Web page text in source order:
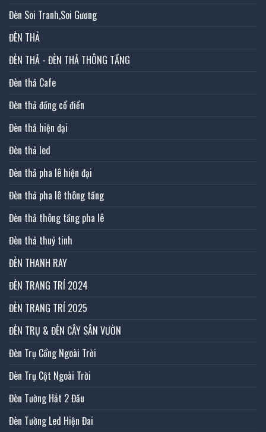
Đèn Soi Tranh,Soi Gương
ĐÈN THẢ
ĐÈN THẢ - ĐÈN THẢ THÔNG TẦNG
Đèn thả Cafe
Đèn thả đồng cổ điển
Đèn thả hiện đại
Đèn thả led
Đèn thả pha lê hiện đại
Đèn thả pha lê thông tầng
Đèn thả thông tầng pha lê
Đèn thả thuỷ tinh
ĐÈN THANH RAY
ĐÈN TRANG TRÍ 2024
ĐÈN TRANG TRÍ 2025
ĐÈN TRỤ & ĐÈN CÂY SÂN VƯỜN
Đèn Trụ Cổng Ngoài Trời
Đèn Trụ Cột Ngoài Trời
Đèn Tường Hắt 2 Đầu
Đèn Tường Led Hiện Đai